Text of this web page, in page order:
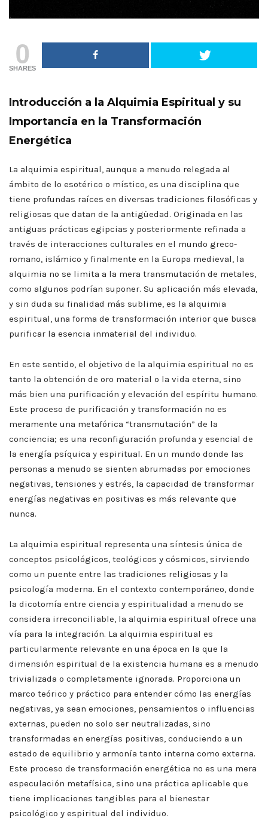
la
Textos Sagrados del
September 27, 2023
CONTINUE READING
0
SHARES
Introducción a la Alquimia Espiritual y su
Importancia en la Transformación
Energética
La alquimia espiritual, aunque a menudo relegada al
ámbito de lo esotérico o místico, es una disciplina que
tiene profundas raíces en diversas tradiciones filosóficas y
religiosas que datan de la antigüedad. Originada en las
antiguas prácticas egipcias y posteriormente refinada a
través de interacciones culturales en el mundo greco-
romano, islámico y finalmente en la Europa medieval, la
alquimia no se limita a la mera transmutación de metales,
como algunos podrían suponer. Su aplicación más elevada,
y sin duda su finalidad más sublime, es la alquimia
espiritual, una forma de transformación interior que busca
purificar la esencia inmaterial del individuo.
En este sentido, el objetivo de la alquimia espiritual no es
tanto la obtención de oro material o la vida eterna, sino
más bien una purificación y elevación del espíritu humano.
Este proceso de purificación y transformación no es
meramente una metafórica “transmutación” de la
conciencia; es una reconfiguración profunda y esencial de
la energía psíquica y espiritual. En un mundo donde las
personas a menudo se sienten abrumadas por emociones
negativas, tensiones y estrés, la capacidad de transformar
energías negativas en positivas es más relevante que
nunca.
La alquimia espiritual representa una síntesis única de
conceptos psicológicos, teológicos y cósmicos, sirviendo
como un puente entre las tradiciones religiosas y la
psicología moderna. En el contexto contemporáneo, donde
la dicotomía entre ciencia y espiritualidad a menudo se
considera irreconciliable, la alquimia espiritual ofrece una
vía para la integración. La alquimia espiritual es
particularmente relevante en una época en la que la
dimensión espiritual de la existencia humana es a menudo
trivializada o completamente ignorada. Proporciona un
marco teórico y práctico para entender cómo las energías
negativas, ya sean emociones, pensamientos o influencias
externas, pueden no solo ser neutralizadas, sino
transformadas en energías positivas, conduciendo a un
estado de equilibrio y armonía tanto interna como externa.
Este proceso de transformación energética no es una mera
especulación metafísica, sino una práctica aplicable que
tiene implicaciones tangibles para el bienestar
psicológico y espiritual del individuo.